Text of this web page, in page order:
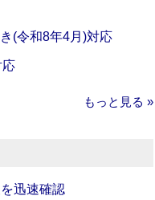
(令和8年4月)対応
応
もっと見る »
迅速確認